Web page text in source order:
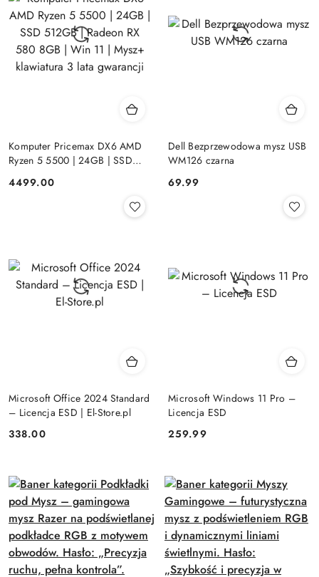
Komputer Pricemax DX6 AMD
Ryzen 5 5500 | 24GB | SSD
Win 11 | Mysz+ klawiatura 3 lata
Cena:
4499.00
Dell Bezprzewodowa mysz USB
WM126 czarna
Cena:
69.99
Microsoft Office 2024 Standard
– Licencja ESD | El-Store.pl
Cena:
338.00
Microsoft Windows 11 Pro –
Licencja ESD
Cena:
259.99